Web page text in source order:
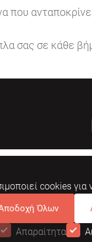
που
σας σε κάθε
cookies για
Όλων
Απαραίτητα